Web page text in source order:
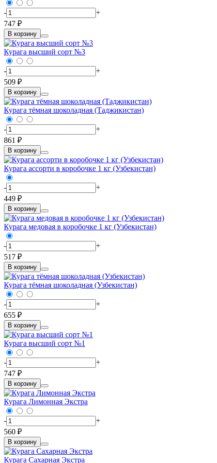
-
+
747 ₽
В корзину
Курага высший сорт №3
-
+
509 ₽
В корзину
Курага тёмная шоколадная (Таджикистан)
-
+
861 ₽
В корзину
Курага ассорти в коробочке 1 кг (Узбекистан)
-
+
449 ₽
В корзину
Курага медовая в коробочке 1 кг (Узбекистан)
-
+
517 ₽
В корзину
Курага тёмная шоколадная (Узбекистан)
-
+
655 ₽
В корзину
Курага высший сорт №1
-
+
747 ₽
В корзину
Курага Лимонная Экстра
-
+
560 ₽
В корзину
Курага Сахарная Экстра